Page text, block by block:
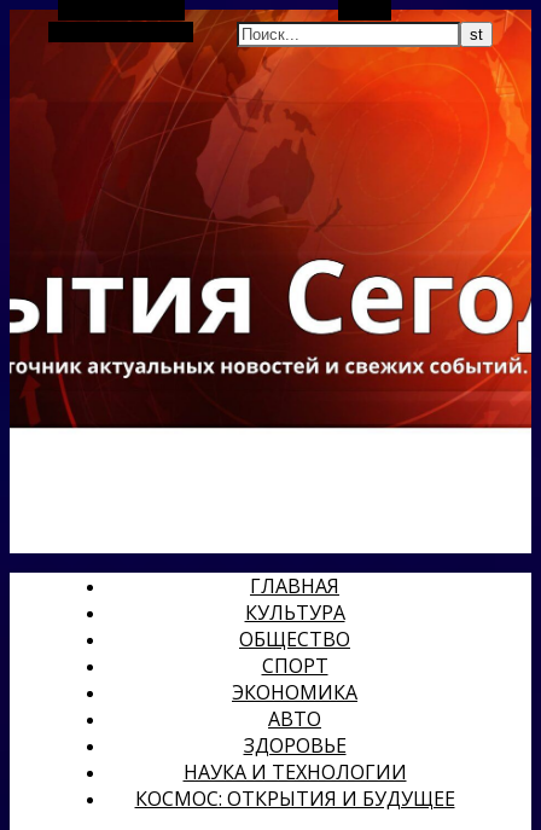
Боковая панель
ГЛАВНАЯ
КУЛЬТУРА
ОБЩЕСТВО
СПОРТ
ЭКОНОМИКА
АВТО
ЗДОРОВЬЕ
НАУКА И ТЕХНОЛОГИИ
КОСМОС: ОТКРЫТИЯ И БУДУЩЕЕ